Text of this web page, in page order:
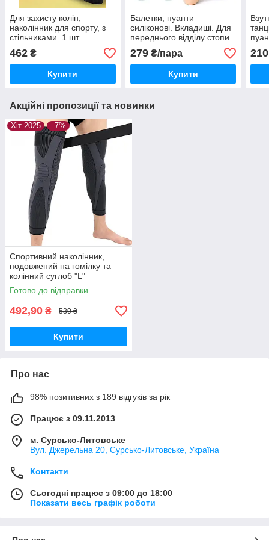
Для захисту колін,
наколінник для спорту, з
стільниками. 1 шт.
462 ₴
Купити
Балетки, пуанти
силіконові. Вкладиші. Для
переднього відділу стопи.
Бежевий.
279₴/пара
Купити
210
Акційні пропозиції та новинки
Хіт 2025 –7%
Спортивний наколінник,
подовжений на гомілку та
колінний суглоб "L"
Готово до відправки
492,90 ₴ 530 ₴
Купити
Про нас
98% позитивних з 189 відгуків за рік
Працює з 09.11.2013
м. Сурсько-Литовське
Вул. Джерельна 20, Сурсько-Литовське, Україна
Контакти
Сьогодні працює з 09:00 до 18:00
Показати весь графік роботи